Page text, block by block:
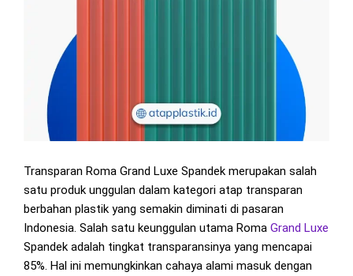
Transparan Roma Grand Luxe Spandek merupakan salah
satu produk unggulan dalam kategori atap transparan
berbahan plastik yang semakin diminati di pasaran
Indonesia. Salah satu keunggulan utama Roma Grand Luxe
Spandek adalah tingkat transparansinya yang mencapai
85%. Hal ini memungkinkan cahaya alami masuk dengan